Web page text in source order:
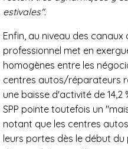
estivales".
Enfin, au niveau des
professionnel met en
homogènes entre les
centres autos/réparateurs
une baisse d'activité de 14,2
SPP pointe toutefois un
notant que les centres
leurs portes dès le début